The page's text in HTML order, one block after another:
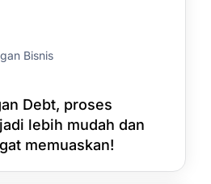
Bisnis
Debt, proses
lebih mudah dan
memuaskan!